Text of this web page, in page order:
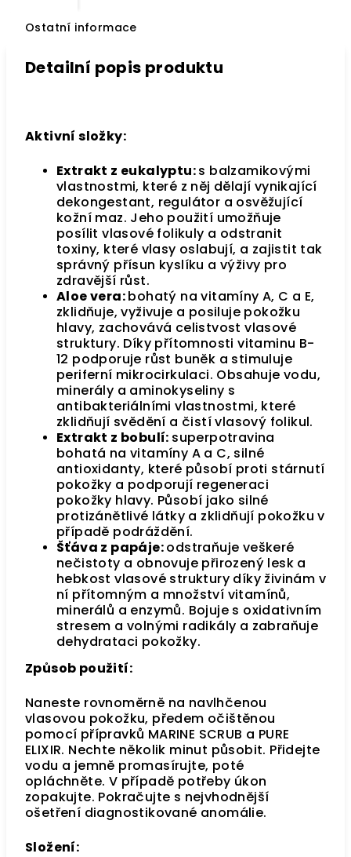
Ostatní informace
Detailní popis produktu
Aktivní složky:
Extrakt z eukalyptu:s balzamikovými
vlastnostmi, které z něj dělají vynikající
dekongestant, regulátor a osvěžující
kožní maz. Jeho použití umožňuje
posílit vlasové folikuly a odstranit
toxiny, které vlasy oslabují, a zajistit tak
správný přísun kyslíku a výživy pro
zdravější růst.
Aloe vera:bohatý na vitamíny A, C a E,
zklidňuje, vyživuje a posiluje pokožku
hlavy, zachovává celistvost vlasové
struktury. Díky přítomnosti vitaminu B-
12 podporuje růst buněk a stimuluje
periferní mikrocirkulaci. Obsahuje vodu,
minerály a aminokyseliny s
antibakteriálními vlastnostmi, které
zklidňují svědění a čistí vlasový folikul.
Extrakt z bobulí: superpotravina
bohatá na vitamíny A a C, silné
antioxidanty, které působí proti stárnutí
pokožky a podporují regeneraci
pokožky hlavy. Působí jako silné
protizánětlivé látky a zklidňují pokožku v
případě podráždění.
Šťáva z papáje:odstraňuje veškeré
nečistoty a obnovuje přirozený lesk a
hebkost vlasové struktury díky živinám v
ní přítomným a množství vitamínů,
minerálů a enzymů. Bojuje s oxidativním
stresem a volnými radikály a zabraňuje
dehydrataci pokožky.
Způsob použití:
Naneste rovnoměrně na navlhčenou
vlasovou pokožku, předem očištěnou
pomocí přípravků MARINE SCRUB a PURE
ELIXIR. Nechte několik minut působit. Přidejte
vodu a jemně promasírujte, poté
opláchněte. V případě potřeby úkon
zopakujte. Pokračujte s nejvhodnější
ošetření diagnostikované anomálie.
Složení: